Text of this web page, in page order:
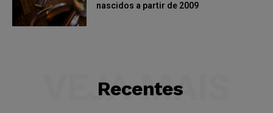
nascidos a partir de 2009
Recentes
VEJA MAIS